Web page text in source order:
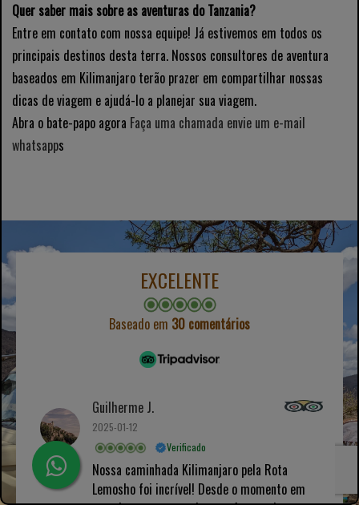
Quer saber mais sobre as aventuras do Tanzania?
Entre em contato com nossa equipe! Já estivemos em todos os
principais destinos desta terra. Nossos consultores de aventura
baseados em Kilimanjaro terão prazer em compartilhar nossas
dicas de viagem e ajudá-lo a planejar sua viagem.
Abra o bate-papo agora Faça uma chamada envie um e-mail
whatsapps
EXCELENTE
Baseado em 30 comentários
Guilherme J.
2025-01-12
Verificado
Nossa caminhada Kilimanjaro pela Rota
Lemosho foi incrível! Desde o momento em